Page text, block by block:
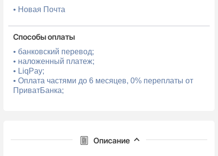
• Новая Почта
Способы оплаты
• банковский перевод;
• наложенный платеж;
• LiqPay;
• Оплата частями до 6 месяцев, 0% переплаты от
ПриватБанка;
Описание